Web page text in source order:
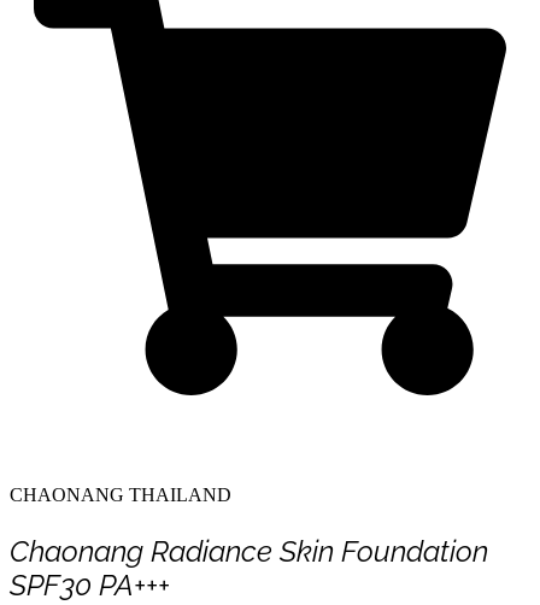
CHAONANG THAILAND
Chaonang Radiance Skin Foundation
SPF30 PA+++